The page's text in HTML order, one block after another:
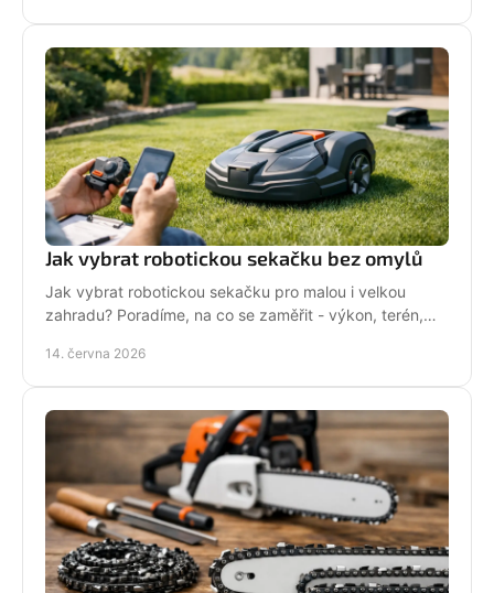
Jak vybrat robotickou sekačku bez omylů
Jak vybrat robotickou sekačku pro malou i velkou
zahradu? Poradíme, na co se zaměřit - výkon, terén,
14. června 2026